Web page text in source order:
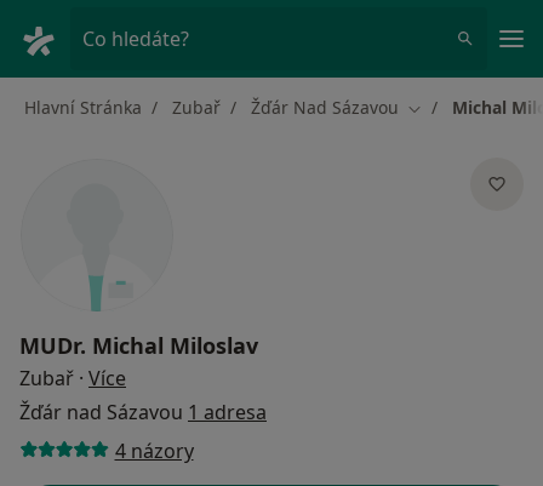
Co hledáte?
Hlavní Stránka Zubař Žďár Nad Sázavou Změna města
Michal
MUDr. Michal Miloslav
Zubař · Více
Žďár nad Sázavou 1 adresa
4 názory